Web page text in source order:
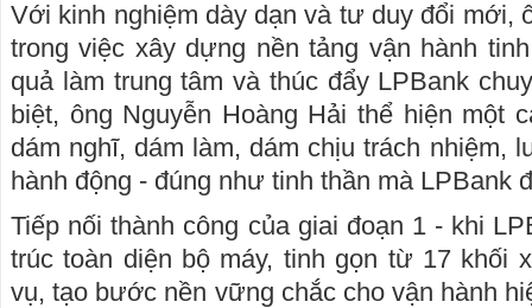
Với kinh nghiệm dày dạn và tư duy đổi mới,
trong việc xây dựng nền tảng vận hành
quả làm trung tâm và thúc đẩy LPBank
biệt, ông Nguyễn Hoàng Hải thể hiện một
dám nghĩ, dám làm, dám chịu trách nhiệm,
hành động - đúng như tinh thần mà LPBank
Tiếp nối thành công của giai đoạn 1 - khi
trúc toàn diện bộ máy, tinh gọn từ 17 khối
vụ, tạo bước nền vững chắc cho vận hành